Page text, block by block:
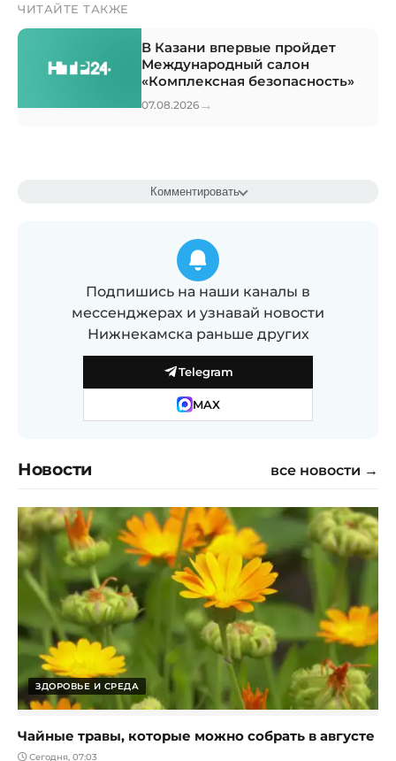
ЧИТАЙТЕ ТАКЖЕ
В Казани впервые пройдет
Международный салон
«Комплексная безопасность»
07.08.2026 →
Комментировать
Подпишись на наши каналы в
мессенджерах и узнавай новости
Нижнекамска раньше других
Telegram
MAX
Новости все новости →
ЗДОРОВЬЕ И СРЕДА
Чайные травы, которые можно собрать в августе
Сегодня, 07:03